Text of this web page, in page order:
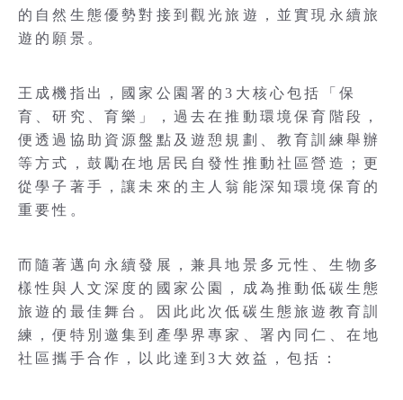
的自然生態優勢對接到觀光旅遊，並實現永續旅
遊的願景。
王成機指出，國家公園署的3大核心包括「保
育、研究、育樂」，過去在推動環境保育階段，
便透過協助資源盤點及遊憩規劃、教育訓練舉辦
等方式，鼓勵在地居民自發性推動社區營造；更
從學子著手，讓未來的主人翁能深知環境保育的
重要性。
而隨著邁向永續發展，兼具地景多元性、生物多
樣性與人文深度的國家公園，成為推動低碳生態
旅遊的最佳舞台。因此此次低碳生態旅遊教育訓
練，便特別邀集到產學界專家、署內同仁、在地
社區攜手合作，以此達到3大效益，包括：